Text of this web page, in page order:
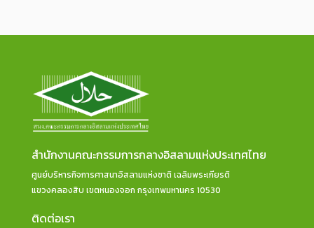
สำนักงานคณะกรรมการกลางอิสลามแห่งประเทศไทย
ศูนย์บริหารกิจการศาสนาอิสลามแห่งชาติ เฉลิมพระเกียรติ
แขวงคลองสิบ เขตหนองจอก กรุงเทพมหานคร 10530
ติดต่อเรา